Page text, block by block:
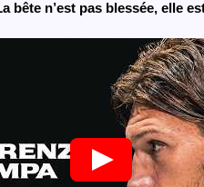
bête n’est pas blessée, elle